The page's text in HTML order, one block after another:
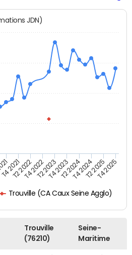
estimations JDN)
Trouville (CA Caux Seine Agglo)
T4 2021T2 2022T4 2022T2 2023T4 2023T2 2024T4 2024T2 2025T4 2025
Trouville
(76210)
Seine-
Maritime